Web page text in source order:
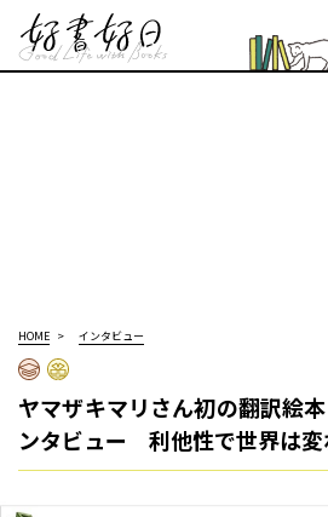
HOME インタビュー
ヤマザキマリさん初の翻訳絵
ンタビュー 利他性で世界は変